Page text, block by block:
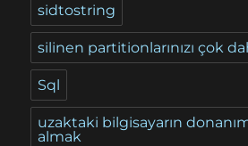
sidtostring
silinen partitionlarınızı çok
Sql
uzaktaki bilgisayarın
almak